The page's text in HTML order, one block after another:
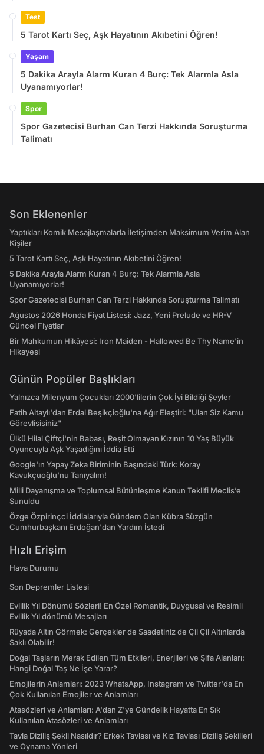
Test
5 Tarot Kartı Seç, Aşk Hayatının Akıbetini Öğren!
Yaşam
5 Dakika Arayla Alarm Kuran 4 Burç: Tek Alarmla Asla
Uyanamıyorlar!
Spor
Spor Gazetecisi Burhan Can Terzi Hakkında Soruşturma
Talimatı
Son Eklenenler
Yaptıkları Komik Mesajlaşmalarla İletişimden Maksimum Verim Alan
Kişiler
5 Tarot Kartı Seç, Aşk Hayatının Akıbetini Öğren!
5 Dakika Arayla Alarm Kuran 4 Burç: Tek Alarmla Asla
Uyanamıyorlar!
Spor Gazetecisi Burhan Can Terzi Hakkında Soruşturma Talimatı
Ağustos 2026 Honda Fiyat Listesi: Jazz, Yeni Prelude ve HR-V
Güncel Fiyatlar
Bir Mahkumun Hikâyesi: Iron Maiden - Hallowed Be Thy Name'in
Hikayesi
Günün Popüler Başlıkları
Yalnızca Milenyum Çocukları 2000'lilerin Çok İyi Bildiği Şeyler
Fatih Altaylı'dan Erdal Beşikçioğlu'na Ağır Eleştiri: "Ulan Siz Kamu
Görevlisisiniz"
Ülkü Hilal Çiftçi'nin Babası, Reşit Olmayan Kızının 10 Yaş Büyük
Oyuncuyla Aşk Yaşadığını İddia Etti
Google'ın Yapay Zeka Biriminin Başındaki Türk: Koray
Kavukçuoğlu'nu Tanıyalım!
Milli Dayanışma ve Toplumsal Bütünleşme Kanun Teklifi Meclis’e
Sunuldu
Özge Özpirinçci İddialarıyla Gündem Olan Kübra Süzgün
Cumhurbaşkanı Erdoğan'dan Yardım İstedi
Hızlı Erişim
Hava Durumu
Son Depremler Listesi
Evlilik Yıl Dönümü Sözleri! En Özel Romantik, Duygusal ve Resimli
Evlilik Yıl dönümü Mesajları
Rüyada Altın Görmek: Gerçekler de Saadetiniz de Çil Çil Altınlarda
Saklı Olabilir!
Doğal Taşların Merak Edilen Tüm Etkileri, Enerjileri ve Şifa Alanları:
Hangi Doğal Taş Ne İşe Yarar?
Emojilerin Anlamları: 2023 WhatsApp, Instagram ve Twitter'da En
Çok Kullanılan Emojiler ve Anlamları
Atasözleri ve Anlamları: A'dan Z'ye Gündelik Hayatta En Sık
Kullanılan Atasözleri ve Anlamları
Tavla Diziliş Şekli Nasıldır? Erkek Tavlası ve Kız Tavlası Diziliş Şekilleri
ve Oynama Yönleri